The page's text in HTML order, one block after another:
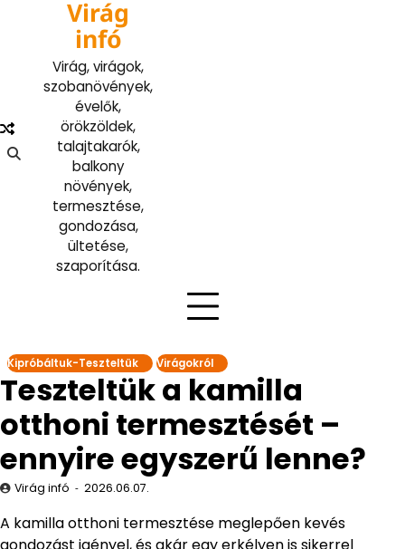
Virág
infó
Virág, virágok,
szobanövények,
évelők,
örökzöldek,
talajtakarók,
balkony
növények,
termesztése,
gondozása,
ültetése,
szaporítása.
Kipróbáltuk-Teszteltük Virágokról
Teszteltük a kamilla
otthoni termesztését –
ennyire egyszerű lenne?
Virág infó 2026.06.07.
A kamilla otthoni termesztése meglepően kevés